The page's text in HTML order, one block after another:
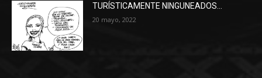
TURÍSTICAMENTE NINGUNEADOS…
20 mayo, 2022